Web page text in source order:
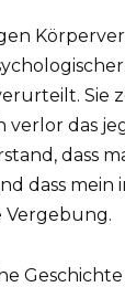
Sie
verlor das
dass
dass mein
Vergebung.